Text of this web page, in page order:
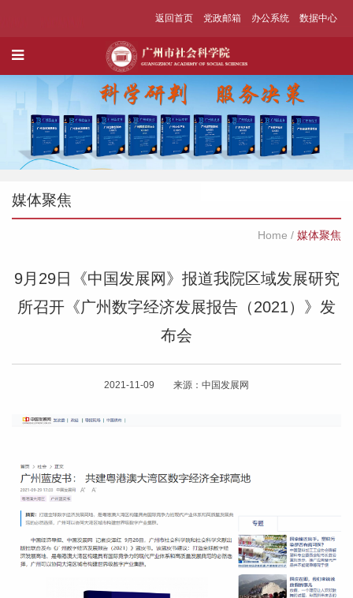
返回首页 党政邮箱 办公系统 数据中心
媒体聚焦
Home / 媒体聚焦
9月29日《中国发展网》报道我院区域发展研究
所召开《广州数字经济发展报告（2021）》发
布会
2021-11-09 来源：中国发展网